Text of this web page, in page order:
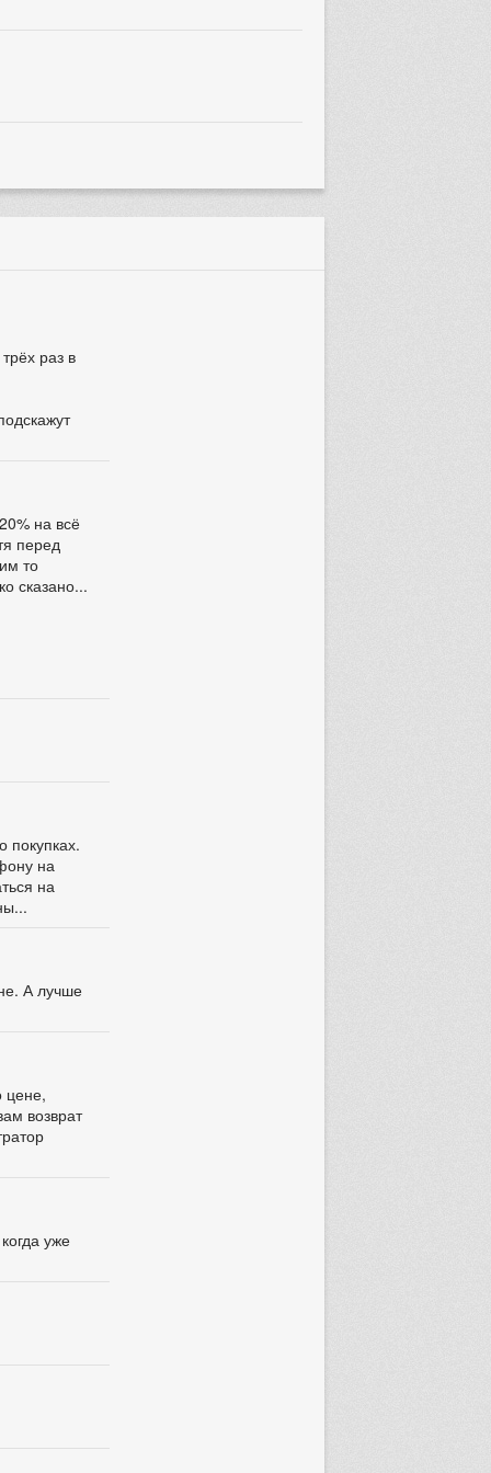
раз в
на всё
перед
то
сказано...
покупках.
на
на
А лучше
цене,
возврат
уже